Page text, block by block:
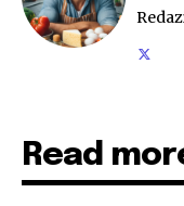
Read